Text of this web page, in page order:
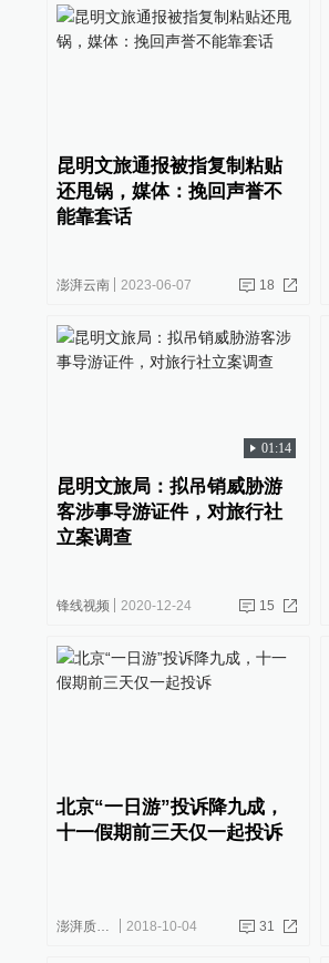
昆明文旅通报被指复制粘贴
还甩锅，媒体：挽回声誉不
能靠套话
澎湃云南 2023-06-07 18
01:14
昆明文旅局：拟吊销威胁游
客涉事导游证件，对旅行社
立案调查
锋线视频 2020-12-24 15
北京“一日游”投诉降九成，
十一假期前三天仅一起投诉
澎湃质量观 2018-10-04 31